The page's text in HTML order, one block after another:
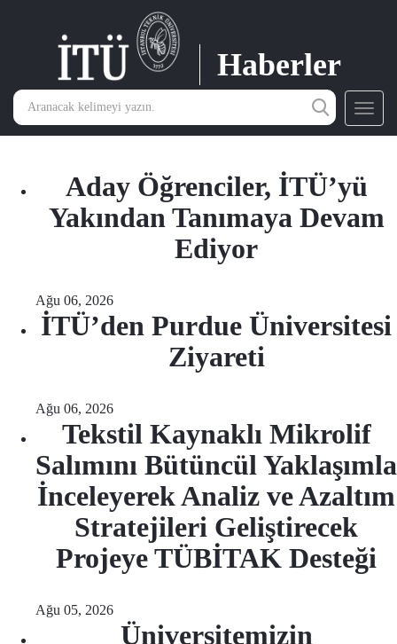
Haberler
Aday Öğrenciler, İTÜ’yü
Yakından Tanımaya Devam
Ediyor
Ağu 06, 2026
İTÜ’den Purdue Üniversitesi
Ziyareti
Ağu 06, 2026
Tekstil Kaynaklı Mikrolif
Salımını Bütüncül Yaklaşımla
İnceleyerek Analiz ve Azaltım
Stratejileri Geliştirecek
Projeye TÜBİTAK Desteği
Ağu 05, 2026
Üniversitemizin